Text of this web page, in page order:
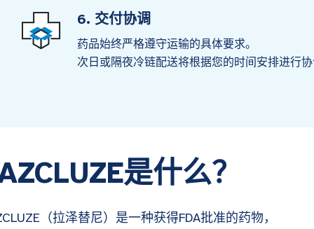
6. 交付协调
药品始终严格遵守运输的具体要求。
次日或隔夜冷链配送将根据您的时间安排进行
是什么？
（拉泽替尼）是一种获得FDA批准的药物，